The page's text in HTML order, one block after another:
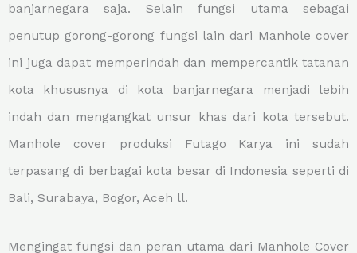
banjarnegara saja. Selain fungsi utama sebagai
penutup gorong-gorong fungsi lain dari Manhole cover
ini juga dapat memperindah dan mempercantik tatanan
kota khususnya di kota banjarnegara menjadi lebih
indah dan mengangkat unsur khas dari kota tersebut.
Manhole cover produksi Futago Karya ini sudah
terpasang di berbagai kota besar di Indonesia seperti di
Bali, Surabaya, Bogor, Aceh ll.
Mengingat fungsi dan peran utama dari Manhole Cover